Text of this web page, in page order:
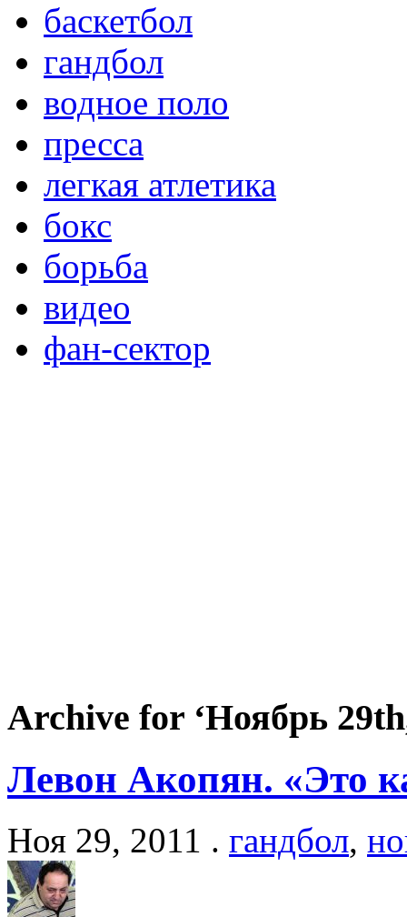
баскетбол
гандбол
водное поло
пресса
легкая атлетика
бокс
борьба
видео
фан-сектор
Archive for ‘Ноябрь
Левон Акопян. «Это
Ноя 29, 2011 . гандбол,